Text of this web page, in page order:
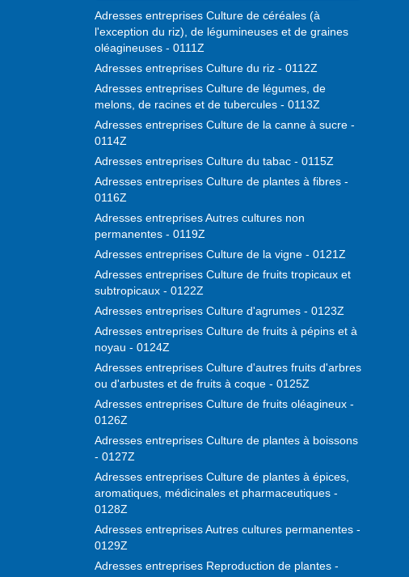
Adresses entreprises Culture de céréales (à
l'exception du riz), de légumineuses et de graines
oléagineuses - 0111Z
Adresses entreprises Culture du riz - 0112Z
Adresses entreprises Culture de légumes, de
melons, de racines et de tubercules - 0113Z
Adresses entreprises Culture de la canne à sucre -
0114Z
Adresses entreprises Culture du tabac - 0115Z
Adresses entreprises Culture de plantes à fibres -
0116Z
Adresses entreprises Autres cultures non
permanentes - 0119Z
Adresses entreprises Culture de la vigne - 0121Z
Adresses entreprises Culture de fruits tropicaux et
subtropicaux - 0122Z
Adresses entreprises Culture d'agrumes - 0123Z
Adresses entreprises Culture de fruits à pépins et à
noyau - 0124Z
Adresses entreprises Culture d'autres fruits d'arbres
ou d'arbustes et de fruits à coque - 0125Z
Adresses entreprises Culture de fruits oléagineux -
0126Z
Adresses entreprises Culture de plantes à boissons
- 0127Z
Adresses entreprises Culture de plantes à épices,
aromatiques, médicinales et pharmaceutiques -
0128Z
Adresses entreprises Autres cultures permanentes -
0129Z
Adresses entreprises Reproduction de plantes -